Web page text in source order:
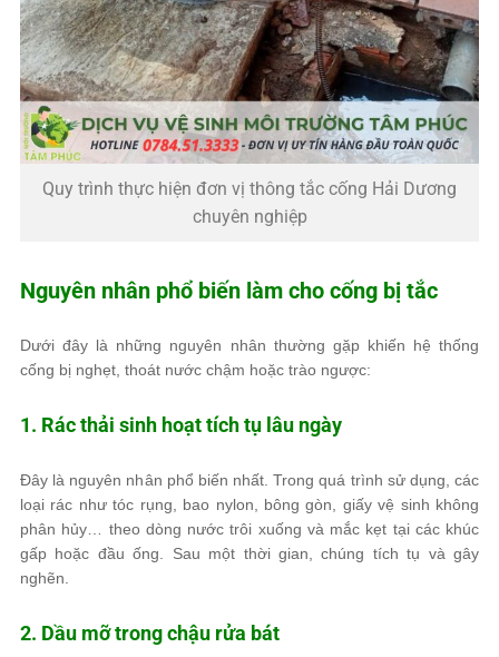
Quy trình thực hiện đơn vị thông tắc cống Hải Dương
chuyên nghiệp
Nguyên nhân phổ biến làm cho cống bị tắc
Dưới đây là những nguyên nhân thường gặp khiến hệ thống
cống bị nghẹt, thoát nước chậm hoặc trào ngược:
1. Rác thải sinh hoạt tích tụ lâu ngày
Đây là nguyên nhân phổ biến nhất. Trong quá trình sử dụng, các
loại rác như tóc rụng, bao nylon, bông gòn, giấy vệ sinh không
phân hủy… theo dòng nước trôi xuống và mắc kẹt tại các khúc
gấp hoặc đầu ống. Sau một thời gian, chúng tích tụ và gây
nghẽn.
2. Dầu mỡ trong chậu rửa bát